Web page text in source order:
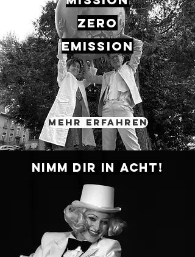
ZERO
EMISSION
Mehr erfahren
Nimm Dir in acht!